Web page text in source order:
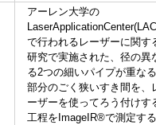
アーレン大学の
で行われるレーザーに関す
研究で実施された、径の異
る2つの細いパイプが重なる
部分のごく狭いすき間を、
ーザーを使ってろう付けす
工程をImageIR®で測定する